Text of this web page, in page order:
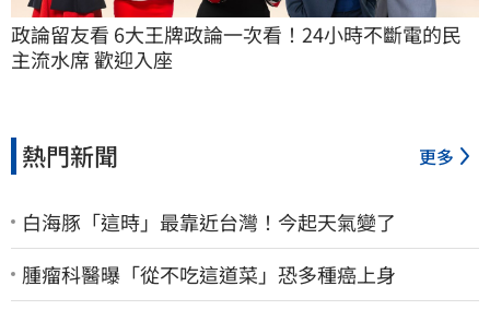
政論留友看 6大王牌政論一次看！24小時不斷電的民
主流水席 歡迎入座
熱門新聞 更多
白海豚「這時」最靠近台灣！今起天氣變了
腫瘤科醫曝「從不吃這道菜」恐多種癌上身